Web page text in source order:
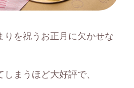
りを祝うお正⽉に⽋かせな
まうほど大好評で、